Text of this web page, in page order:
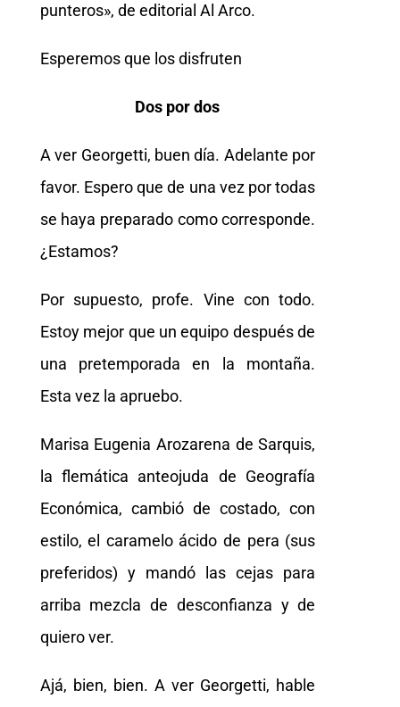
punteros», de editorial Al Arco.
Esperemos que los disfruten
Dos por dos
A ver Georgetti, buen día. Adelante por
favor. Espero que de una vez por todas
se haya preparado como corresponde.
¿Estamos?
Por supuesto, profe. Vine con todo.
Estoy mejor que un equipo después de
una pretemporada en la montaña.
Esta vez la apruebo.
Marisa Eugenia Arozarena de Sarquis,
la flemática anteojuda de Geografía
Económica, cambió de costado, con
estilo, el caramelo ácido de pera (sus
preferidos) y mandó las cejas para
arriba mezcla de desconfianza y de
quiero ver.
Ajá, bien, bien. A ver Georgetti, hable